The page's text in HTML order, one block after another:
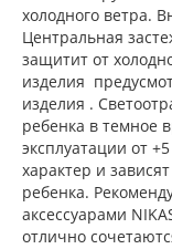
холодного ветра.
Центральная
защитит от
изделия
изделия .
ребенка в темное
эксплуатации от
характер и
ребенка.
аксессуарами
отлично